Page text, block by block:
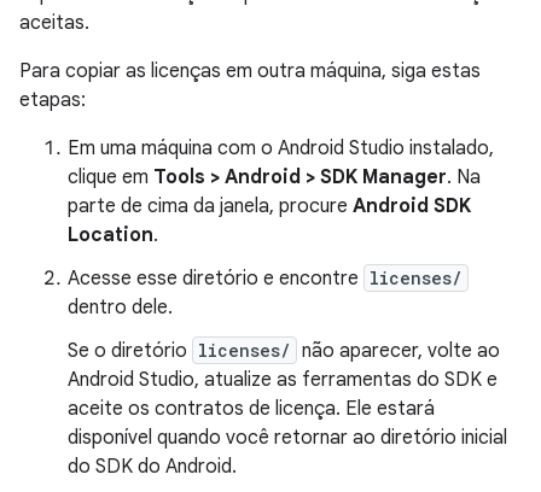
aceitas.
Para copiar as licenças em outra máquina, siga estas
etapas:
Em uma máquina com o Android Studio instalado,
clique em Tools > Android > SDK Manager. Na
parte de cima da janela, procure Android SDK
Location.
Acesse esse diretório e encontre licenses/
dentro dele.
Se o diretório licenses/ não aparecer, volte ao
Android Studio, atualize as ferramentas do SDK e
aceite os contratos de licença. Ele estará
disponível quando você retornar ao diretório inicial
do SDK do Android.